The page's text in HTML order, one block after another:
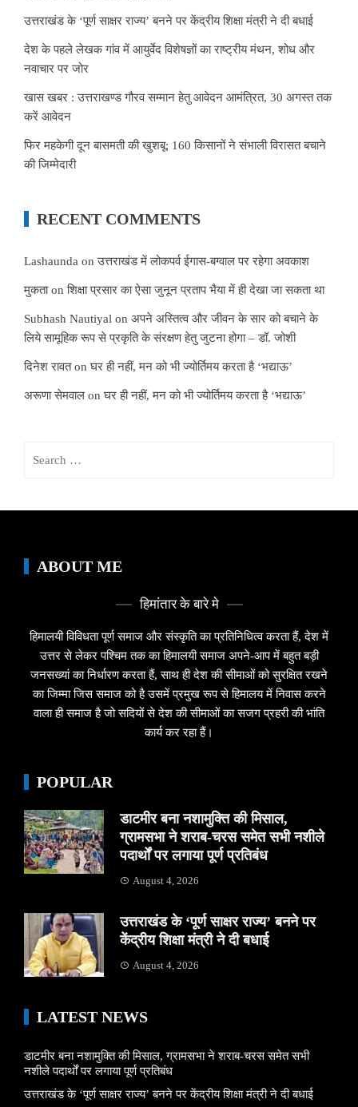
उत्तराखंड के ‘पूर्ण साक्षर राज्य’ बनने पर केंद्रीय शिक्षा मंत्री ने दी बधाई
देश के पहले लेखक गांव में आयुर्वेद विशेषज्ञों का राष्ट्रीय मंथन, शोध और
नवाचार पर जोर
खास खबर : उत्तराखण्ड गौरव सम्मान हेतु आवेदन आमंत्रित, 30 अगस्त तक
करें आवेदन
फिर महकेगी दून बासमती की खुशबू: 160 किसानों ने संभाली विरासत बचाने
की जिम्मेदारी
RECENT COMMENTS
Lashaunda onउत्तराखंड में लोकपर्व ईगास-बग्वाल पर रहेगा अवकाश
मुकताonशिक्षा प्रसार का ऐसा जुनून प्रताप भैया में ही देखा जा सकता था
Subhash Nautiyal on अपने अस्तित्व और जीवन के सार को बचाने के
लिये सामूहिक रूप से प्रकृति के संरक्षण हेतु जुटना होगा – डॉ. जोशी
दिनेश रावतonघर ही नहीं, मन को भी ज्योर्तिमय करता है ‘भद्याऊ’
अरूणा सेमवाल onघर ही नहीं, मन को भी ज्योर्तिमय करता है ‘भद्याऊ’
ABOUT ME
हिमांतार के बारे मे
हिमालयी विविधता पूर्ण समाज और संस्कृति का प्रतिनिधित्व करता हैं, देश में
उत्तर से लेकर पश्चिम तक का हिमालयी समाज अपने-आप में बहुत बड़ी
जनसख्यां का निर्धारण करता हैं, साथ ही देश की सीमाओं को सुरक्षित रखने
का जिम्मा जिस समाज को है उसमें प्रमुख रूप से हिमालय में निवास करने
वाला ही समाज है जो सदियों से देश की सीमाओं का सजग प्रहरी की भांति
कार्य कर रहा हैं।
POPULAR
डाटमीर बना नशामुक्ति की मिसाल,
ग्रामसभा ने शराब-चरस समेत सभी नशीले
पदार्थों पर लगाया पूर्ण प्रतिबंध
August 4, 2026
उत्तराखंड के ‘पूर्ण साक्षर राज्य’ बनने पर
केंद्रीय शिक्षा मंत्री ने दी बधाई
August 4, 2026
LATEST NEWS
डाटमीर बना नशामुक्ति की मिसाल, ग्रामसभा ने शराब-चरस समेत सभी
नशीले पदार्थों पर लगाया पूर्ण प्रतिबंध
उत्तराखंड के ‘पूर्ण साक्षर राज्य’ बनने पर केंद्रीय शिक्षा मंत्री ने दी बधाई